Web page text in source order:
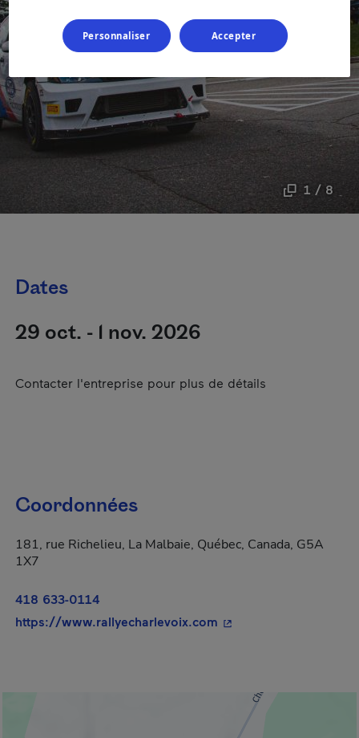
1 / 8
Dates
29 oct. - 1 nov. 2026
Contacter l'entreprise pour plus de détails
Coordonnées
181, rue Richelieu, La Malbaie, Québec, Canada, G5A
1X7
418 633-0114
https://www.rallyecharlevoix.com - Cet hyperlien
Personnaliser Accepter